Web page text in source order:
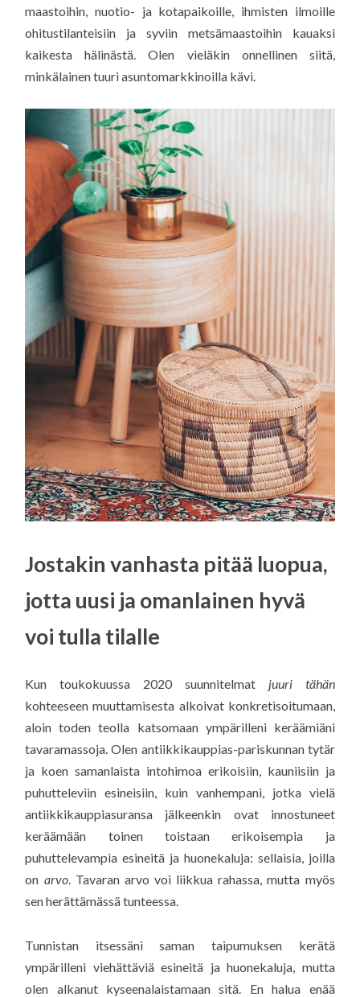
maastoihin, nuotio- ja kotapaikoille, ihmisten ilmoille
ohitustilanteisiin ja syviin metsämaastoihin kauaksi
kaikesta hälinästä. Olen vieläkin onnellinen siitä,
minkälainen tuuri asuntomarkkinoilla kävi.
Jostakin vanhasta pitää luopua,
jotta uusi ja omanlainen hyvä
voi tulla tilalle
Kun toukokuussa 2020 suunnitelmatjuuri tähän
kohteeseen muuttamisesta alkoivat konkretisoitumaan,
aloin toden teolla katsomaan ympärilleni keräämiäni
tavaramassoja. Olen antiikkikauppias-pariskunnan tytär
ja koen samanlaista intohimoa erikoisiin, kauniisiin ja
puhutteleviin esineisiin, kuin vanhempani, jotka vielä
antiikkikauppiasuransa jälkeenkin ovat innostuneet
keräämään toinen toistaan erikoisempia ja
puhuttelevampia esineitä ja huonekaluja: sellaisia, joilla
on arvo. Tavaran arvo voi liikkua rahassa, mutta myös
sen herättämässä tunteessa.
Tunnistan itsessäni saman taipumuksen kerätä
ympärilleni viehättäviä esineitä ja huonekaluja, mutta
olen alkanut kyseenalaistamaan sitä. En halua enää